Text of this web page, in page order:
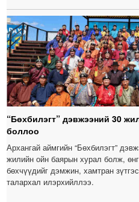
“Бөхбилэгт” дэвжээний 30
боллоо
Архангай аймгийн “Бөхбилэгт”
жилийн ойн баярын хурал болж,
бөхчүүдийг дэмжин, хамтран
талархал илэрхийллээ.